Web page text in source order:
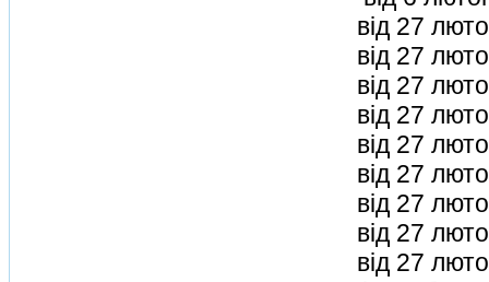
вiд 27
вiд 27
вiд 27
вiд 27
вiд 27
вiд 27
вiд 27
вiд 27
вiд 27